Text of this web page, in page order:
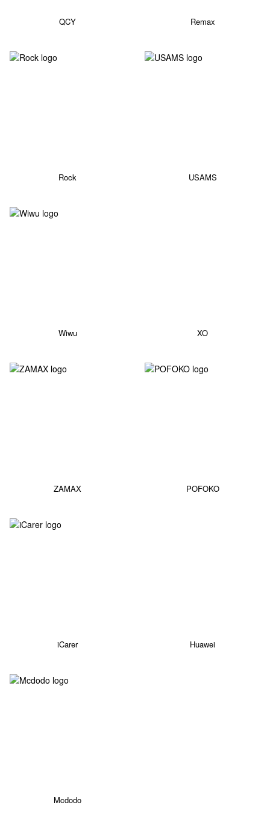
QCY Remax
Rock USAMS
Wiwu XO
ZAMAX POFOKO
iCarer Huawei
Mcdodo